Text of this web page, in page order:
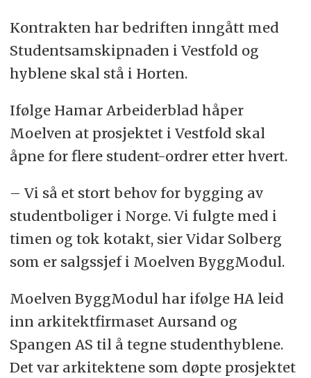
Kontrakten har bedriften inngått med
Studentsamskipnaden i Vestfold og
hyblene skal stå i Horten.
Ifølge Hamar Arbeiderblad håper
Moelven at prosjektet i Vestfold skal
åpne for flere student-ordrer etter hvert.
– Vi så et stort behov for bygging av
studentboliger i Norge. Vi fulgte med i
timen og tok kotakt, sier Vidar Solberg
som er salgssjef i Moelven ByggModul.
Moelven ByggModul har ifølge HA leid
inn arkitektfirmaset Aursand og
Spangen AS til å tegne studenthyblene.
Det var arkitektene som døpte prosjektet